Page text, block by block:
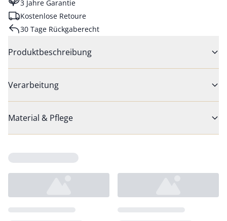
3 Jahre Garantie
Kostenlose Retoure
30 Tage Rückgaberecht
Produktbeschreibung
Verarbeitung
Material & Pflege